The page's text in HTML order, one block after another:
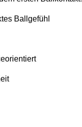
Ballgefühl